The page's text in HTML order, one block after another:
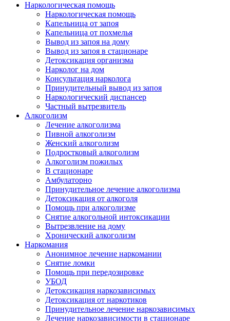
Наркологическая помощь
Наркологическая помощь
Капельница от запоя
Капельница от похмелья
Вывод из запоя на дому
Вывод из запоя в стационаре
Детоксикация организма
Нарколог на дом
Консультация нарколога
Принудительный вывод из запоя
Наркологический диспансер
Частный вытрезвитель
Алкоголизм
Лечение алкоголизма
Пивной алкоголизм
Женский алкоголизм
Подростковый алкоголизм
Алкоголизм пожилых
В стационаре
Амбулаторно
Принудительное лечение алкоголизма
Детоксикация от алкоголя
Помощь при алкоголизме
Снятие алкогольной интоксикации
Вытрезвление на дому
Хронический алкоголизм
Наркомания
Анонимное лечение наркомании
Снятие ломки
Помощь при передозировке
УБОД
Детоксикация наркозависимых
Детоксикация от наркотиков
Принудительное лечение наркозависимых
Лечение наркозависимости в стационаре